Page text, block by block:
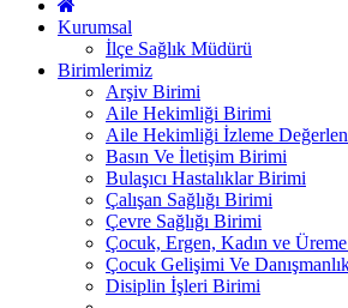
Kurumsal
İlçe Sağlık Müdürü
Birimlerimiz
Arşiv Birimi
Aile Hekimliği Birimi
Aile Hekimliği İzleme
Basın Ve İletişim Birimi
Bulaşıcı Hastalıklar Birimi
Çalışan Sağlığı Birimi
Çevre Sağlığı Birimi
Çocuk, Ergen, Kadın ve
Çocuk Gelişimi Ve
Disiplin İşleri Birimi